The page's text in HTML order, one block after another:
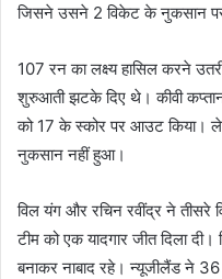
जिसने उसने 2 विकेट के नुकसान पर
107 रन का लक्ष्य हासिल करने
शुरुआती झटके दिए थे। कीवी
को 17 के स्कोर पर आउट किया।
नुकसान नहीं हुआ।
विल यंग और रचिन रवींद्र ने तीसरे
टीम को एक यादगार जीत दिला
बनाकर नाबाद रहे। न्यूजीलैंड ने